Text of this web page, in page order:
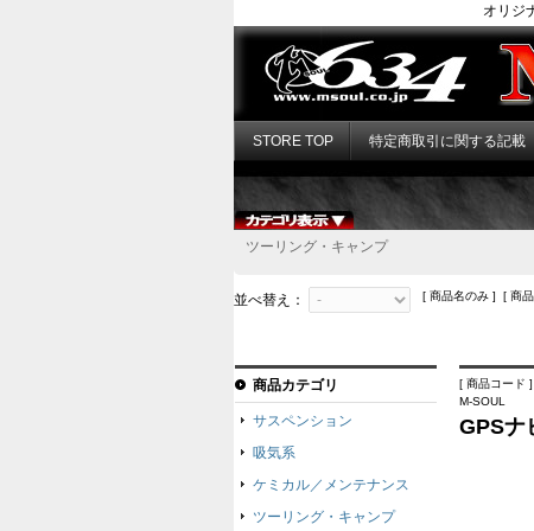
オリジ
STORE TOP 特定商取引に関する記載
ツーリング・キャンプ
並べ替え： [ 商品名のみ ] [ 商
[ 商品コード
M-SOUL
GPSナ
商品カテゴリ
サスペンション
吸気系
ケミカル／メンテナンス
ツーリング・キャンプ